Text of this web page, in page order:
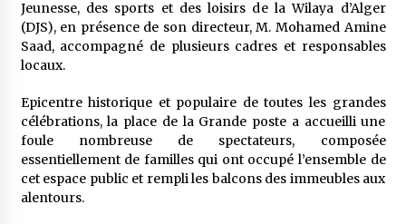
retraite : Coup d’envoi d’une campagne de
sensibilisation au profit de la communauté
nationale à l’étranger
3 semaines ago
sensibilisation sur la lutte contre le travail
informel
3 semaines ago
Première voiture de course conçue et
fabriquée localement : Une équipe d’étudiants
Jeunesse, des sports et des loisirs de la Wilaya d’Alger
(DJS), en présence de son directeur, M. Mohamed Amine
Saad, accompagné de plusieurs cadres et responsables
locaux.
Epicentre historique et populaire de toutes les grandes
célébrations, la place de la Grande poste a accueilli une
foule nombreuse de spectateurs, composée
essentiellement de familles qui ont occupé l’ensemble de
cet espace public et rempli les balcons des immeubles aux
alentours.